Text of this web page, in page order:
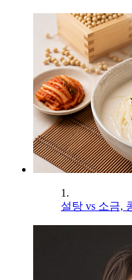
1.
설탕 vs 소금,